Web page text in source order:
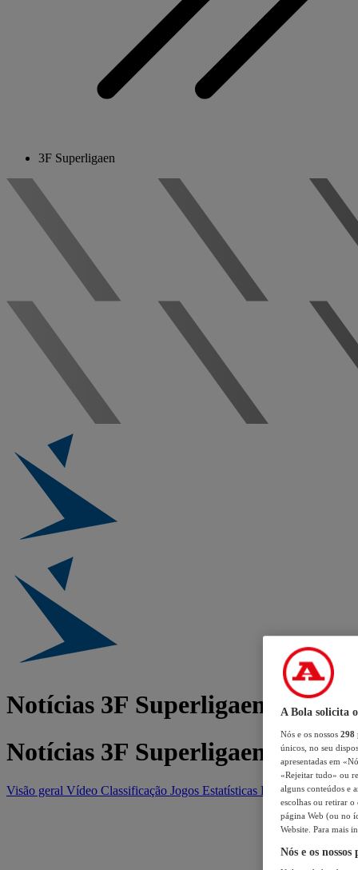
3F Superligaen
Notícias 3F Superligaen
Notícias 3F Superligaen
Visão geral Vídeo Classificação Jogos Estatísticas Equipas
A Bola solicita
Nós e os nossos 298
únicos, no seu
apresentadas em
«Rejeitar tudo» ou
alguns conteúdos e
escolhas ou retirar
página Web (ou no
Website. Para mais
Nós e os